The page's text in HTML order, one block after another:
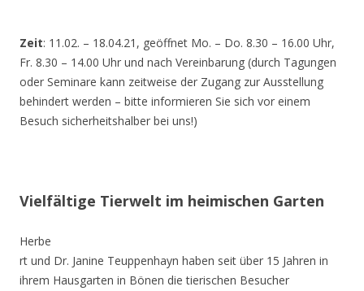
Zeit: 11.02. – 18.04.21, geöffnet Mo. – Do. 8.30 – 16.00 Uhr,
Fr. 8.30 – 14.00 Uhr und nach Vereinbarung (durch Tagungen
oder Seminare kann zeitweise der Zugang zur Ausstellung
behindert werden – bitte informieren Sie sich vor einem
Besuch sicherheitshalber bei uns!)
Vielfältige Tierwelt im heimischen Garten
Herbe
rt und Dr. Janine Teuppenhayn haben seit über 15 Jahren in
ihrem Hausgarten in Bönen die tierischen Besucher